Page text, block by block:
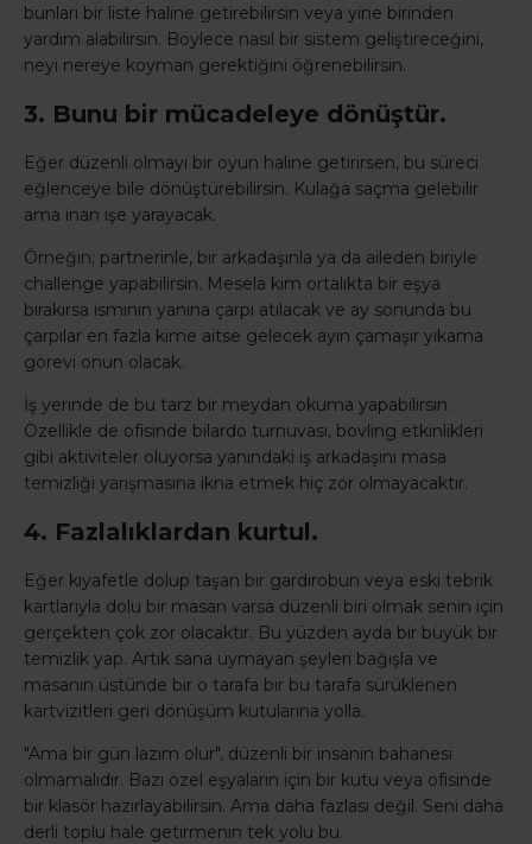
bunları bir liste haline getirebilirsin veya yine birinden
yardım alabilirsin. Böylece nasıl bir sistem geliştireceğini,
neyi nereye koyman gerektiğini öğrenebilirsin.
3. Bunu bir mücadeleye dönüştür.
Eğer düzenli olmayı bir oyun haline getirirsen, bu süreci
eğlenceye bile dönüştürebilirsin. Kulağa saçma gelebilir
ama inan işe yarayacak.
Örneğin; partnerinle, bir arkadaşınla ya da aileden biriyle
challenge yapabilirsin. Mesela kim ortalıkta bir eşya
bırakırsa isminin yanına çarpı atılacak ve ay sonunda bu
çarpılar en fazla kime aitse gelecek ayın çamaşır yıkama
görevi onun olacak.
İş yerinde de bu tarz bir meydan okuma yapabilirsin.
Özellikle de ofisinde bilardo turnuvası, bovling etkinlikleri
gibi aktiviteler oluyorsa yanındaki iş arkadaşını masa
temizliği yarışmasına ikna etmek hiç zor olmayacaktır.
4. Fazlalıklardan kurtul.
Eğer kıyafetle dolup taşan bir gardırobun veya eski tebrik
kartlarıyla dolu bir masan varsa düzenli biri olmak senin için
gerçekten çok zor olacaktır. Bu yüzden ayda bir büyük bir
temizlik yap. Artık sana uymayan şeyleri bağışla ve
masanın üstünde bir o tarafa bir bu tarafa sürüklenen
kartvizitleri geri dönüşüm kutularına yolla.
"Ama bir gün lazım olur", düzenli bir insanın bahanesi
olmamalıdır. Bazı özel eşyaların için bir kutu veya ofisinde
bir klasör hazırlayabilirsin. Ama daha fazlası değil. Seni daha
derli toplu hale getirmenin tek yolu bu.